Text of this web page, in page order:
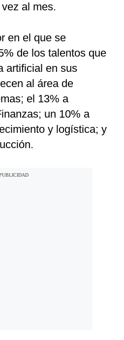
al mes.
en el que se
de los talentos que
artificial en sus
al área de
el 13% a
un 10% a
y logística; y